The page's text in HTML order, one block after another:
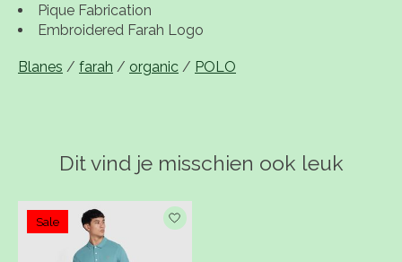
Pique Fabrication
Embroidered Farah Logo
Blanes / farah / organic / POLO
Dit vind je misschien ook leuk
Items van productcarrousel
Sale